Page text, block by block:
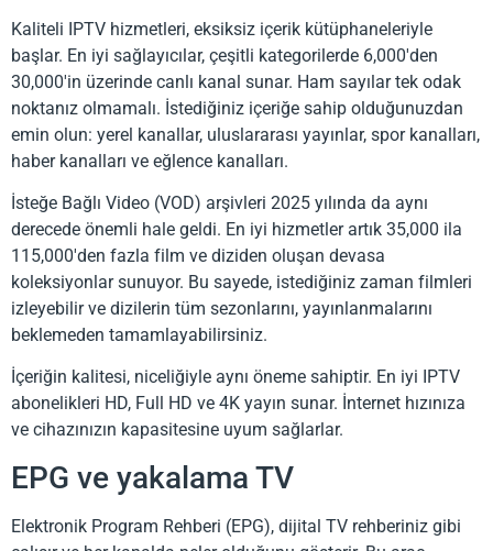
Kaliteli IPTV hizmetleri, eksiksiz içerik kütüphaneleriyle
başlar. En iyi sağlayıcılar, çeşitli kategorilerde 6,000'den
30,000'in üzerinde canlı kanal sunar. Ham sayılar tek odak
noktanız olmamalı. İstediğiniz içeriğe sahip olduğunuzdan
emin olun: yerel kanallar, uluslararası yayınlar, spor kanalları,
haber kanalları ve eğlence kanalları.
İsteğe Bağlı Video (VOD) arşivleri 2025 yılında da aynı
derecede önemli hale geldi. En iyi hizmetler artık 35,000 ila
115,000'den fazla film ve diziden oluşan devasa
koleksiyonlar sunuyor. Bu sayede, istediğiniz zaman filmleri
izleyebilir ve dizilerin tüm sezonlarını, yayınlanmalarını
beklemeden tamamlayabilirsiniz.
İçeriğin kalitesi, niceliğiyle aynı öneme sahiptir. En iyi IPTV
abonelikleri HD, Full HD ve 4K yayın sunar. İnternet hızınıza
ve cihazınızın kapasitesine uyum sağlarlar.
EPG ve yakalama TV
Elektronik Program Rehberi (EPG), dijital TV rehberiniz gibi